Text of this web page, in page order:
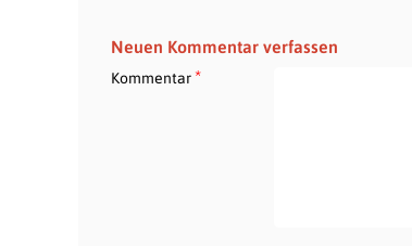
Neuen Kommentar verfassen
Kommentar*